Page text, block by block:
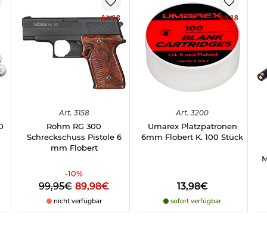
Ab 18
Art. 3158
Röhm RG 300
Schreckschuss Pistole 6
mm Flobert
-10%
99,95€ 89,98€
nicht verfügbar
Ab 18
Art. 3200
Umarex Platzpatronen
6mm Flobert K. 100 Stück
13,98€
sofort verfügbar